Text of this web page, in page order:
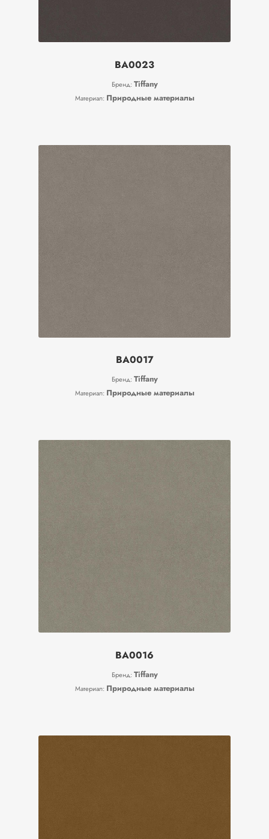
BA0023
Бренд: Tiffany
Материал: Природные материалы
BA0017
Бренд: Tiffany
Материал: Природные материалы
BA0016
Бренд: Tiffany
Материал: Природные материалы